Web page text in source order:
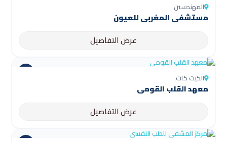
المهندسين
مستشفى المغربي للعيون
عرض التفاصيل
الكيت كات
معهد القلب القومي
عرض التفاصيل